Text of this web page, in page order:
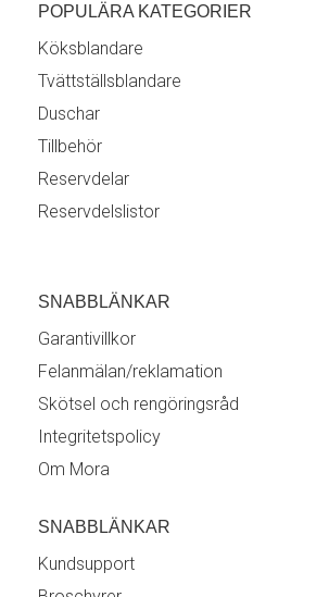
POPULÄRA KATEGORIER
Köksblandare
Tvättställsblandare
Duschar
Tillbehör
Reservdelar
Reservdelslistor
SNABBLÄNKAR
Garantivillkor
Felanmälan/reklamation
Skötsel och rengöringsråd
Integritetspolicy
Om Mora
SNABBLÄNKAR
Kundsupport